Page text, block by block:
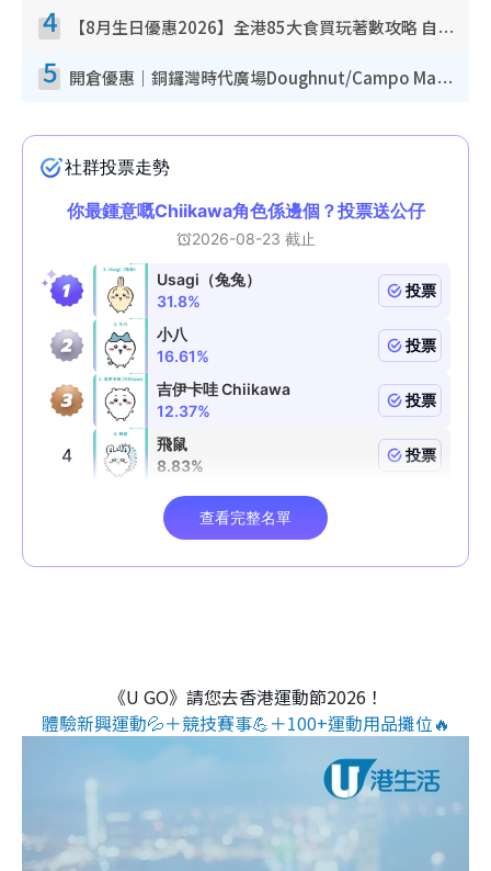
4 【8月生日優惠2026】全港85大食買玩著數攻略 自助餐/火鍋放題同行免費＋誠品/DONKI送現金券
5 開倉優惠｜銅鑼灣時代廣場Doughnut/Campo Marzio開倉低至1折！背囊、書包、手袋劈價$200起
《U GO》請您去香港運動節2026！
體驗新興運動💦＋競技賽事💪＋100+運動用品攤位🔥